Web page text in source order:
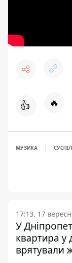
👍 🔥
МУЗИКА
17:13, 17
У
квартира у
врятували